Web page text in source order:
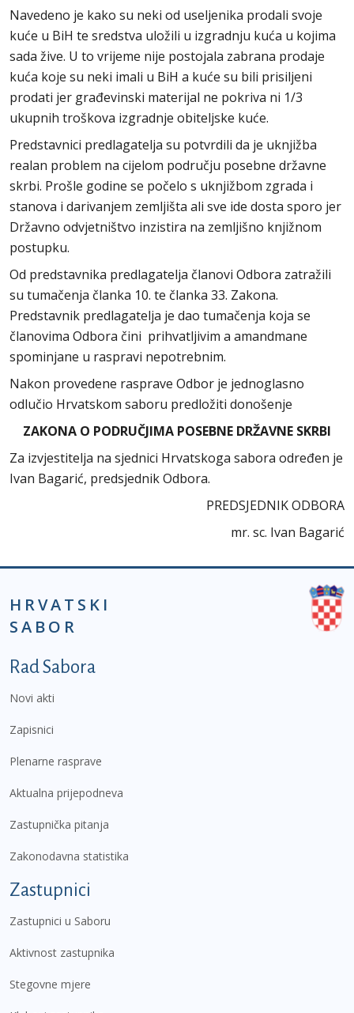
Navedeno je kako su neki od useljenika prodali svoje
kuće u BiH te sredstva uložili u izgradnju kuća u kojima
sada žive. U to vrijeme nije postojala zabrana prodaje
kuća koje su neki imali u BiH a kuće su bili prisiljeni
prodati jer građevinski materijal ne pokriva ni 1/3
ukupnih troškova izgradnje obiteljske kuće.
Predstavnici predlagatelja su potvrdili da je uknjižba
realan problem na cijelom području posebne državne
skrbi. Prošle godine se počelo s uknjižbom zgrada i
stanova i darivanjem zemljišta ali sve ide dosta sporo jer
Državno odvjetništvo inzistira na zemljišno knjižnom
postupku.
Od predstavnika predlagatelja članovi Odbora zatražili
su tumačenja članka 10. te članka 33. Zakona.
Predstavnik predlagatelja je dao tumačenja koja se
članovima Odbora čini prihvatljivim a amandmane
spominjane u raspravi nepotrebnim.
Nakon provedene rasprave Odbor je jednoglasno
odlučio Hrvatskom saboru predložiti donošenje
ZAKONA O PODRUČJIMA POSEBNE DRŽAVNE SKRBI
Za izvjestitelja na sjednici Hrvatskoga sabora određen je
Ivan Bagarić, predsjednik Odbora.
PREDSJEDNIK ODBORA
mr. sc. Ivan Bagarić
HRVATSKI
SABOR
Podnožje prvi izbornik
Rad Sabora
Novi akti
Zapisnici
Plenarne rasprave
Aktualna prijepodneva
Zastupnička pitanja
Zakonodavna statistika
Zastupnici
Zastupnici u Saboru
Aktivnost zastupnika
Stegovne mjere